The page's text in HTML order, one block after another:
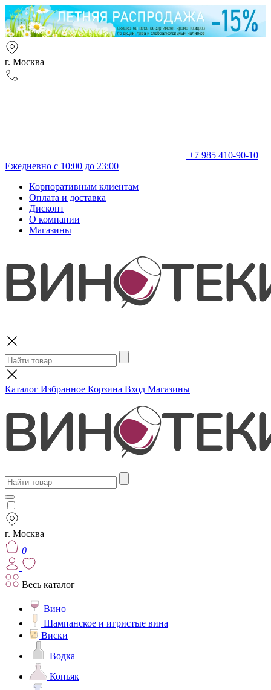
г. Москва
+7 985 410-90-10
Ежедневно с 10:00 до 23:00
Корпоративным клиентам
Оплата и доставка
Дисконт
О компании
Магазины
Каталог Избранное Корзина Вход Магазины
г. Москва
0
Весь каталог
Вино
Шампанское и игристые вина
Виски
Водка
Коньяк